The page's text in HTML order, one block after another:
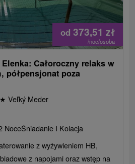
od 373,51 zł
/noc/osoba
Całoroczny relaks w
półpensjonat poza
★ Veľký Meder
NoceŚniadanie I Kolacja
z wyżywieniem HB,
z napojami oraz wstęp na